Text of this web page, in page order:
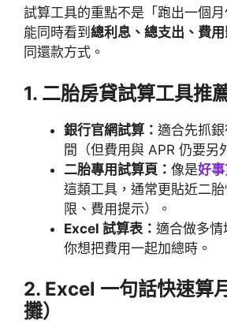
試算工具的重點不是「跑出一個
能同時看到 總利息、總支出、費
同還款方式。
1. 二胎房貸試算工具推
銀行官網試算： 適合先抓
間（但費用與 APR 仍要另
二胎專用試算頁： 像是好
這類工具，通常更貼近二
限、費用提示）。
Excel 試算表： 適合做多情
你想把費用一起加總時。
2. Excel 一句話快速算
攤）